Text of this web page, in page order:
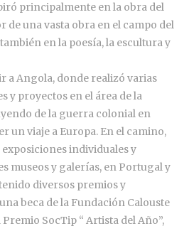
principalmente en la obra del
de una vasta obra en el campo del
en la poesía, la escultura y
a Angola, donde realizó varias
y proyectos en el área de la
de la guerra colonial en
un viaje a Europa. En el camino,
individuales y
museos y galerías, en Portugal y
diversos premios y
beca de la Fundación Calouste
SocTip “ Artista del Año”,